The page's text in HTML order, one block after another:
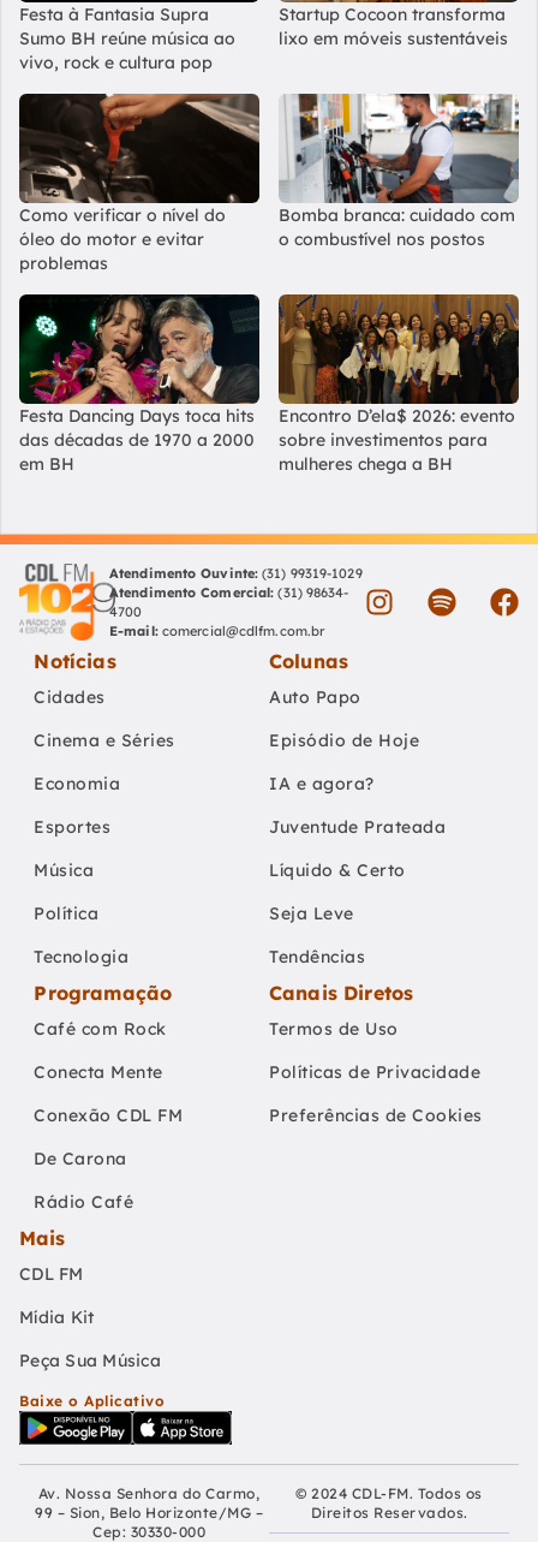
Festa à Fantasia Supra
Sumo BH reúne música ao
vivo, rock e cultura pop
Startup Cocoon transforma
lixo em móveis sustentáveis
Como verificar o nível do
óleo do motor e evitar
problemas
Bomba branca: cuidado com
o combustível nos postos
Festa Dancing Days toca hits
das décadas de 1970 a 2000
em BH
Encontro D’ela$ 2026: evento
sobre investimentos para
mulheres chega a BH
Atendimento Ouvinte: (31) 99319-1029
Atendimento Comercial: (31) 98634-
4700
E-mail: comercial@cdlfm.com.br
Notícias
Cidades
Cinema e Séries
Economia
Esportes
Música
Política
Tecnologia
Colunas
Auto Papo
Episódio de Hoje
IA e agora?
Juventude Prateada
Líquido & Certo
Seja Leve
Tendências
Programação
Café com Rock
Conecta Mente
Conexão CDL FM
De Carona
Rádio Café
Canais Diretos
Termos de Uso
Políticas de Privacidade
Preferências de Cookies
Mais
CDL FM
Mídia Kit
Peça Sua Música
Baixe o Aplicativo
Av. Nossa Senhora do Carmo,
99 – Sion, Belo Horizonte/MG –
Cep: 30330-000
© 2024 CDL-FM. Todos os
Direitos Reservados.